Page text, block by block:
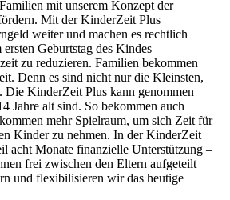
mit unserem Konzept der
Mit der KinderZeit Plus
weiter und machen es rechtlich
Geburtstag des Kindes
zu reduzieren. Familien bekommen
Denn es sind nicht nur die Kleinsten,
Die KinderZeit Plus kann genommen
Jahre alt sind. So bekommen auch
mehr Spielraum, um sich Zeit für
Kinder zu nehmen. In der KinderZeit
acht Monate finanzielle Unterstützung –
frei zwischen den Eltern aufgeteilt
und flexibilisieren wir das heutige